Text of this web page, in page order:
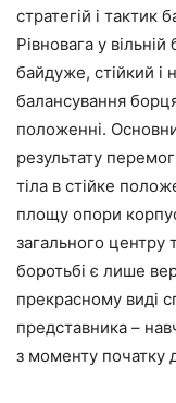
стратегій і тактик
Рівновага у
байдуже, стійкий і
балансування
положенні.
результату
тіла в стійке
площу опори
загального центру
боротьбі є лише
прекрасному виді
представника –
з моменту початку